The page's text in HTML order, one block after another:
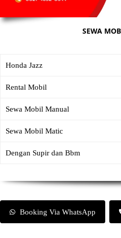
SEWA
Honda Jazz
Rental Mobil
Sewa Mobil Manual
Sewa Mobil Matic
Dengan Supir dan Bbm
Booking Via WhatsApp